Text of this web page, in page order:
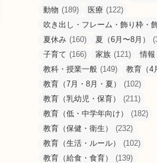
動物 (189) 医療 (122)
吹き出し・フレーム・飾り枠・
夏休み (160) 夏（6月〜8月）
子育て (166) 家族 (121) 情報
教科・授業一般 (149) 教育（4
教育（7月・8月・夏）
(102)
教育（乳幼児・保育）
(211)
教育（低・中学年向け）
(182)
教育（保健・衛生）
(232)
教育（生活・ルール）
(102)
教育（給食・食育）
(139)